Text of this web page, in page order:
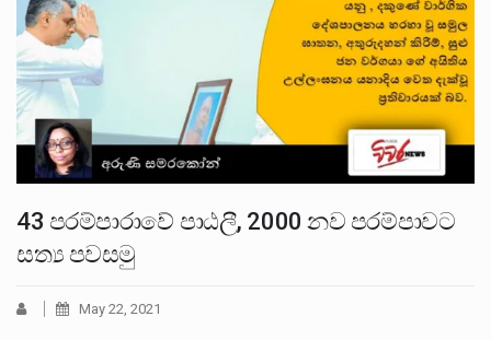
43 පරම්පාරාවේ පාඨලී, 2000 නව පරම්පාවට
සත්‍ය පවසමු
May 22, 2021